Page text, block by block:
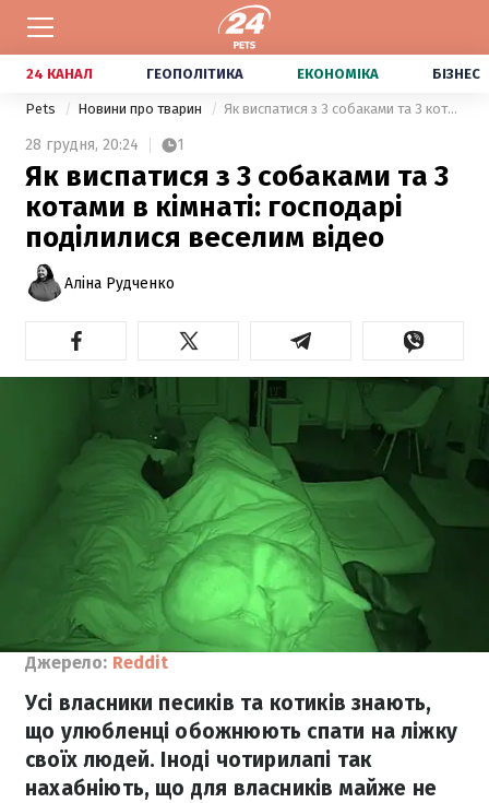
24 КАНАЛ ГЕОПОЛІТИКА ЕКОНОМІКА БІЗНЕС
Pets Новини про тварин Як виспатися з 3 собаками та 3 котами в кімнаті: господарі поділилися веселим відео
28 грудня, 20:24 1
Як виспатися з 3 собаками та 3
котами в кімнаті: господарі
поділилися веселим відео
Аліна Рудченко
Джерело: Reddit
Усі власники песиків та котиків знають,
що улюбленці обожнюють спати на ліжку
своїх людей. Іноді чотирилапі так
нахабніють, що для власників майже не